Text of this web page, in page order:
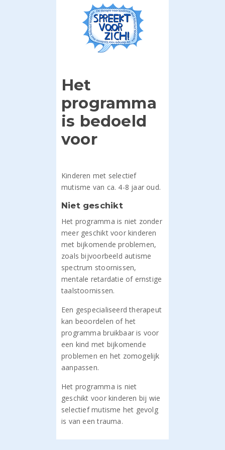
Het
programma
is bedoeld
voor
Kinderen met selectief
mutisme van ca. 4-8 jaar oud.
Niet geschikt
Het programma is niet zonder
meer geschikt voor kinderen
met bijkomende problemen,
zoals bijvoorbeeld autisme
spectrum stoornissen,
mentale retardatie of ernstige
taalstoornissen.
Een gespecialiseerd therapeut
kan beoordelen of het
programma bruikbaar is voor
een kind met bijkomende
problemen en het zomogelijk
aanpassen.
Het programma is niet
geschikt voor kinderen bij wie
selectief mutisme het gevolg
is van een trauma.